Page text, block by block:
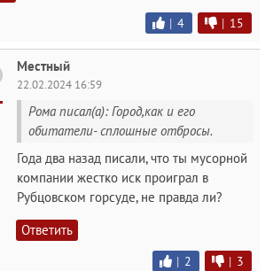
| 4 | 15
Местный
22.02.2024 16:59
Рома писал(а): Город,как и его
обитатели- сплошные отбросы.
Года два назад писали, что ты мусорной
компании жестко иск проиграл в
Рубцовском горсуде, не правда ли?
Ответить
| 2 | 3